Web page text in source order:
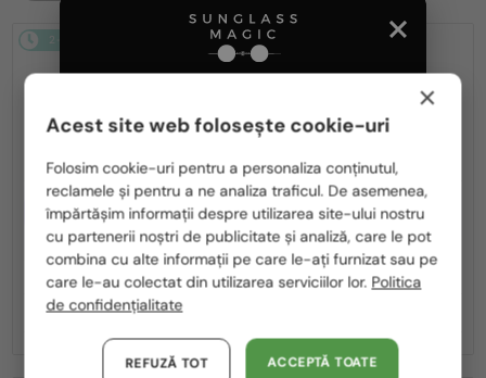
2-4 ZILE
CU LENTILĂ MONOFOCALĂ PLUS
330 RON
— Cadru optic
990 RON
CU LENTILĂ MONOFOCALĂ PLUS
330 RON
Persol —Cadru optic
PO1030V - 515 - 57
România / RO
Polska / PL
Magyarország / HU
United Arab Emirates / EN
Austria / AT
×
Acest site web folosește cookie-uri
Folosim cookie-uri pentru a personaliza conținutul,
reclamele și pentru a ne analiza traficul. De asemenea,
împărtășim informații despre utilizarea site-ului nostru
cu partenerii noștri de publicitate și analiză, care le pot
combina cu alte informații pe care le-ați furnizat sau pe
care le-au colectat din utilizarea serviciilor lor. Politica
de confidențialitate
ACCEPTĂ TOATE
REFUZĂ TOT